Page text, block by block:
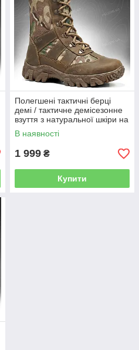
Полегшені тактичні берці
демі / тактичне демісезонне
взуття з натуральної шкіри на
осінь HORNET-X Gen.2 (MTP)
В наявності
1 999 ₴
Купити